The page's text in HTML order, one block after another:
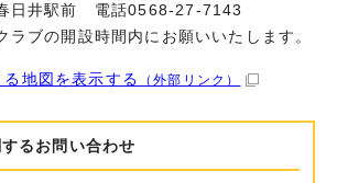
日井駅前 電話0568-27-7143
ブの開設時間内にお願いいたします。
地図を表示する （外部リンク）
る お問い合わせ